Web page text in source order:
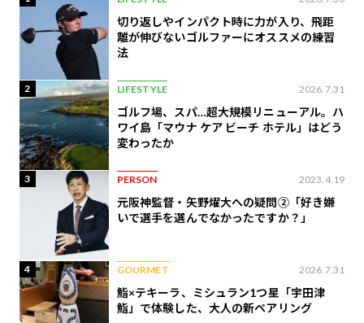
切り返しやインパクト時に力が入り、飛距
離が伸びないゴルファーにオススメの練習
法
2 LIFESTYLE 2026.7.31
ゴルフ場、スパ…超大規模リニューアル。ハ
ワイ島「マウナ ケア ビーチ ホテル」はどう
変わったか
3 PERSON 2023.4.19
元阪神監督・矢野燿大への疑問②「好き嫌
いで選手を選んでなかったですか？」
4 GOURMET 2026.7.31
鮨×テキーラ、ミシュラン1つ星「宇田津
鮨」で体験した、大人の新ペアリング